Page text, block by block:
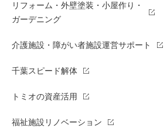
リフォーム・外壁塗装・小屋作り・
ガーデニング
介護施設・障がい者施設運営サポート
千葉スピード解体
トミオの資産活用
福祉施設リノベーション